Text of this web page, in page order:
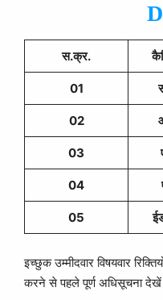
स.क्र.
01
02
03
04
05
इच्छुक उम्मीदवार विषयवार
करने से पहले पूर्ण अधिसूचना